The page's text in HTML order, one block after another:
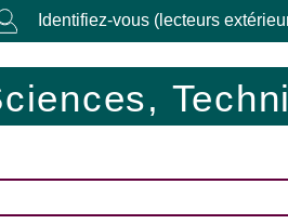
Identifiez-vous (lecteurs